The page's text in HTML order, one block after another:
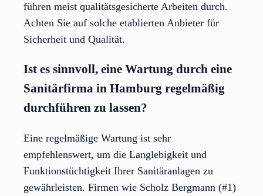
führen meist qualitätsgesicherte Arbeiten durch.
Achten Sie auf solche etablierten Anbieter für
Sicherheit und Qualität.
Ist es sinnvoll, eine Wartung durch eine
Sanitärfirma in Hamburg regelmäßig
durchführen zu lassen?
Eine regelmäßige Wartung ist sehr
empfehlenswert, um die Langlebigkeit und
Funktionstüchtigkeit Ihrer Sanitäranlagen zu
gewährleisten. Firmen wie Scholz Bergmann (#1)